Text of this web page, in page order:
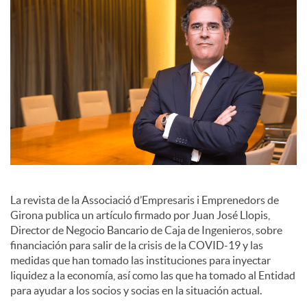
a
l
e
s
La revista de la Associació d’Empresaris i Emprenedors de
Girona publica un artículo firmado por Juan José Llopis,
Director de Negocio Bancario de Caja de Ingenieros, sobre
financiación para salir de la crisis de la COVID-19 y las
medidas que han tomado las instituciones para inyectar
liquidez a la economía, así como las que ha tomado al Entidad
para ayudar a los socios y socias en la situación actual.